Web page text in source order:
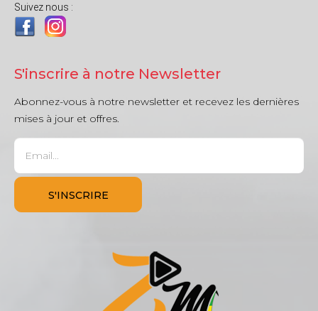
Suivez nous :
S'inscrire à notre Newsletter
Abonnez-vous à notre newsletter et recevez les dernières
mises à jour et offres.